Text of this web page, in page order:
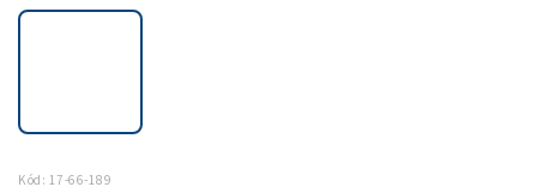
Kód: 17-66-189